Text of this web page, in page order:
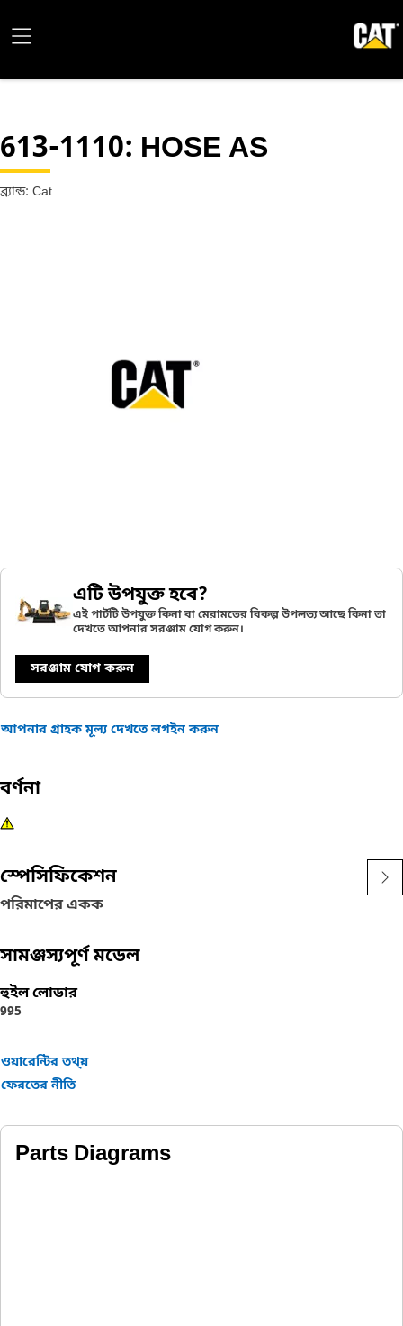
613-1110: HOSE AS
ব্র্যান্ড: Cat
এটি উপযুক্ত হবে?
এই পার্টটি উপযুক্ত কিনা বা মেরামতের বিকল্প উপলভ্য আছে কিনা তা
দেখতে আপনার সরঞ্জাম যোগ করুন।
সরঞ্জাম যোগ করুন
আপনার গ্রাহক মূল্য দেখতে লগইন করুন
বর্ণনা
স্পেসিফিকেশন
পরিমাপের একক
সামঞ্জস্যপূর্ণ মডেল
হুইল লোডার
995
ওয়ারেন্টির তথ্য়
ফেরতের নীতি
Parts Diagrams